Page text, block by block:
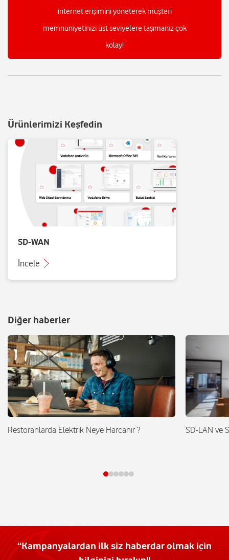
internet erişimini yöneterek müşteri
memnuniyetinizi üst seviyelere taşımanız çok
kolay!
Ürünlerimizi Keşfedin
SD-WAN
İncele
Diğer haberler
Restoranlarda Elektrik Neye Harcanır ? SD-LAN ve
“Kampanyalardan ilk siz haberdar olmak için